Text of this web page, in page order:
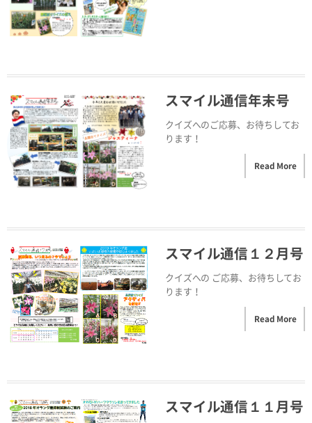
スマイル通信年末号
クイズへのご応募、お待ちしてお
ります！
Read More
スマイル通信１２月号
クイズへの ご応募、お待ちしてお
ります！
Read More
スマイル通信１１月号